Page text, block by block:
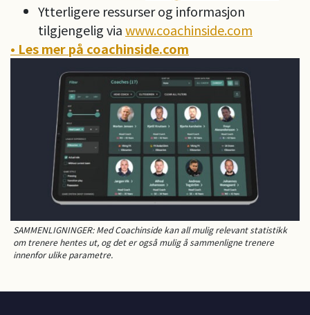
Ytterligere ressurser og informasjon
tilgjengelig viawww.coachinside.com
• Les mer på coachinside.com
SAMMENLIGNINGER: Med Coachinside kan all mulig relevant statistikk
om trenere hentes ut, og det er også mulig å sammenligne trenere
innenfor ulike parametre.